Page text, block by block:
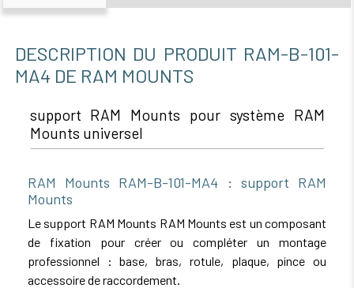
DESCRIPTION DU PRODUIT RAM-B-101-
MA4 DE RAM MOUNTS
support RAM Mounts pour système RAM
Mounts universel
RAM Mounts RAM-B-101-MA4 : support RAM
Mounts
Le support RAM Mounts RAM Mounts est un composant
de fixation pour créer ou compléter un montage
professionnel : base, bras, rotule, plaque, pince ou
accessoire de raccordement.